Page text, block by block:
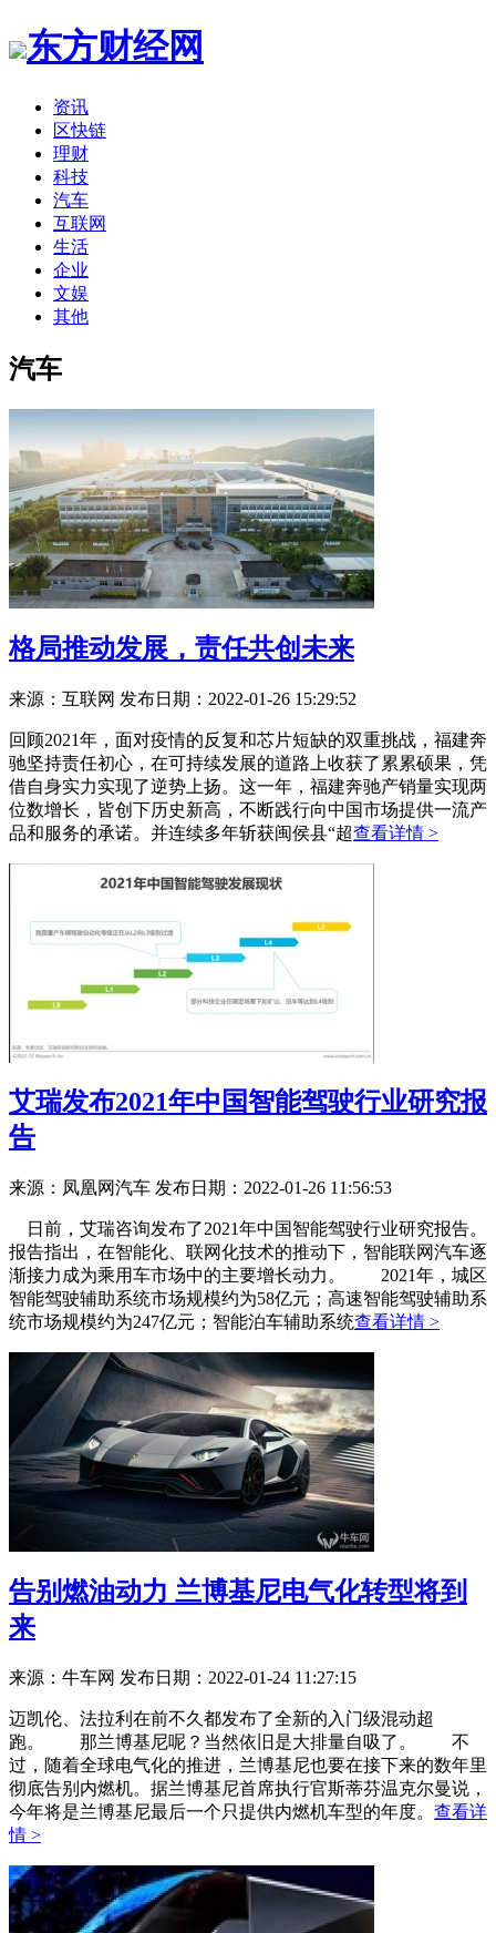
东方财经网
资讯
区快链
理财
科技
汽车
互联网
生活
企业
文娱
其他
汽车
格局推动发展，责任共创未来
来源：互联网 发布日期：2022-01-26 15:29:52
回顾2021年，面对疫情的反复和芯片短缺的双重挑战，福建奔
驰坚持责任初心，在可持续发展的道路上收获了累累硕果，凭
借自身实力实现了逆势上扬。这一年，福建奔驰产销量实现两
位数增长，皆创下历史新高，不断践行向中国市场提供一流产
品和服务的承诺。并连续多年斩获闽侯县“超查看详情 >
艾瑞发布2021年中国智能驾驶行业研究报
告
来源：凤凰网汽车 发布日期：2022-01-26 11:56:53
日前，艾瑞咨询发布了2021年中国智能驾驶行业研究报告。
报告指出，在智能化、联网化技术的推动下，智能联网汽车逐
渐接力成为乘用车市场中的主要增长动力。 2021年，城区
智能驾驶辅助系统市场规模约为58亿元；高速智能驾驶辅助系
统市场规模约为247亿元；智能泊车辅助系统查看详情 >
告别燃油动力 兰博基尼电气化转型将到
来
来源：牛车网 发布日期：2022-01-24 11:27:15
迈凯伦、法拉利在前不久都发布了全新的入门级混动超
跑。 那兰博基尼呢？当然依旧是大排量自吸了。 不
过，随着全球电气化的推进，兰博基尼也要在接下来的数年里
彻底告别内燃机。据兰博基尼首席执行官斯蒂芬温克尔曼说，
今年将是兰博基尼最后一个只提供内燃机车型的年度。 查看详
情 >